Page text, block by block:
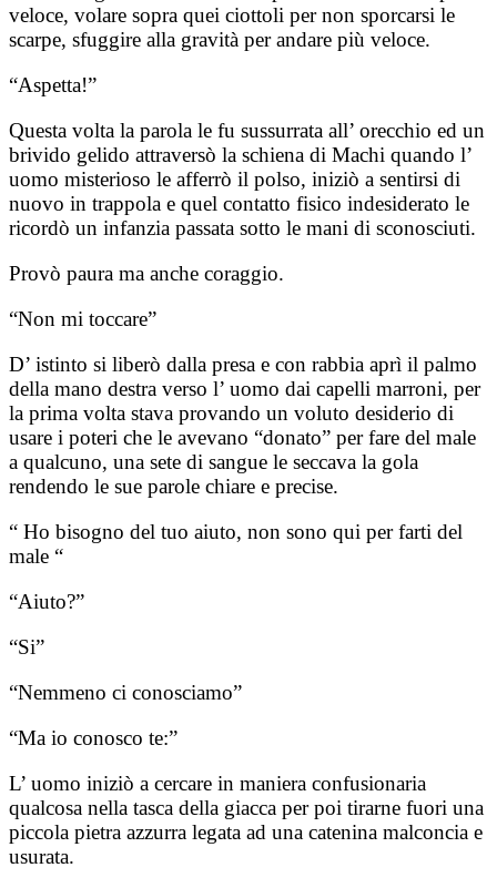
veloce, volare sopra quei ciottoli per non sporcarsi le
scarpe, sfuggire alla gravità per andare più veloce.
“Aspetta!”
Questa volta la parola le fu sussurrata all’ orecchio ed un
brivido gelido attraversò la schiena di Machi quando l’
uomo misterioso le afferrò il polso, iniziò a sentirsi di
nuovo in trappola e quel contatto fisico indesiderato le
ricordò un infanzia passata sotto le mani di sconosciuti.
Provò paura ma anche coraggio.
“Non mi toccare”
D’ istinto si liberò dalla presa e con rabbia aprì il palmo
della mano destra verso l’ uomo dai capelli marroni, per
la prima volta stava provando un voluto desiderio di
usare i poteri che le avevano “donato” per fare del male
a qualcuno, una sete di sangue le seccava la gola
rendendo le sue parole chiare e precise.
“ Ho bisogno del tuo aiuto, non sono qui per farti del
male “
“Aiuto?”
“Si”
“Nemmeno ci conosciamo”
“Ma io conosco te:”
L’ uomo iniziò a cercare in maniera confusionaria
qualcosa nella tasca della giacca per poi tirarne fuori una
piccola pietra azzurra legata ad una catenina malconcia e
usurata.